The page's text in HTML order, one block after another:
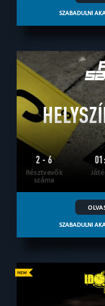
SZABADULNI
2 - 6
Résztvevők
száma
SZABADULNI